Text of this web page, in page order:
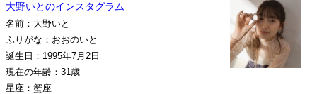
大野いとのインスタグラム
名前：大野いと
ふりがな：おおのいと
誕生日：1995年7月2日
現在の年齢：31歳
星座：蟹座